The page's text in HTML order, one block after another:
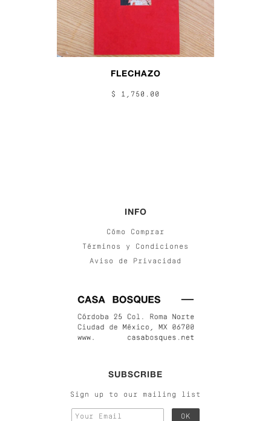
FLECHAZO
$ 1,750.00
INFO
Cómo Comprar
Términos y Condiciones
Aviso de Privacidad
SUBSCRIBE
Sign up to our mailing list